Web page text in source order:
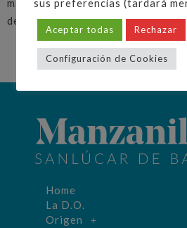
manos Ana Muñoz, Teniente de
de Granada.
Home
La D.O.
Origen
sus preferencias (tardará
Aceptar todas Rechazar
Configuración de Cookies